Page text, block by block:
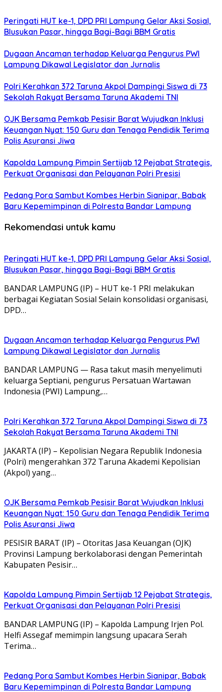
Peringati HUT ke-1, DPD PRI Lampung Gelar Aksi Sosial,
Blusukan Pasar, hingga Bagi-Bagi BBM Gratis
Dugaan Ancaman terhadap Keluarga Pengurus PWI
Lampung Dikawal Legislator dan Jurnalis
Polri Kerahkan 372 Taruna Akpol Dampingi Siswa di 73
Sekolah Rakyat Bersama Taruna Akademi TNI
OJK Bersama Pemkab Pesisir Barat Wujudkan Inklusi
Keuangan Nyat: 150 Guru dan Tenaga Pendidik Terima
Polis Asuransi Jiwa
Kapolda Lampung Pimpin Sertijab 12 Pejabat Strategis,
Perkuat Organisasi dan Pelayanan Polri Presisi
Pedang Pora Sambut Kombes Herbin Sianipar, Babak
Baru Kepemimpinan di Polresta Bandar Lampung
Rekomendasi untuk kamu
Peringati HUT ke-1, DPD PRI Lampung Gelar Aksi Sosial,
Blusukan Pasar, hingga Bagi-Bagi BBM Gratis
BANDAR LAMPUNG (IP) – HUT ke-1 PRI melakukan
berbagai Kegiatan Sosial Selain konsolidasi organisasi,
DPD…
Dugaan Ancaman terhadap Keluarga Pengurus PWI
Lampung Dikawal Legislator dan Jurnalis
BANDAR LAMPUNG — Rasa takut masih menyelimuti
keluarga Septiani, pengurus Persatuan Wartawan
Indonesia (PWI) Lampung,…
Polri Kerahkan 372 Taruna Akpol Dampingi Siswa di 73
Sekolah Rakyat Bersama Taruna Akademi TNI
JAKARTA (IP) – Kepolisian Negara Republik Indonesia
(Polri) mengerahkan 372 Taruna Akademi Kepolisian
(Akpol) yang…
OJK Bersama Pemkab Pesisir Barat Wujudkan Inklusi
Keuangan Nyat: 150 Guru dan Tenaga Pendidik Terima
Polis Asuransi Jiwa
PESISIR BARAT (IP) – Otoritas Jasa Keuangan (OJK)
Provinsi Lampung berkolaborasi dengan Pemerintah
Kabupaten Pesisir…
Kapolda Lampung Pimpin Sertijab 12 Pejabat Strategis,
Perkuat Organisasi dan Pelayanan Polri Presisi
BANDAR LAMPUNG (IP) – Kapolda Lampung Irjen Pol.
Helfi Assegaf memimpin langsung upacara Serah
Terima…
Pedang Pora Sambut Kombes Herbin Sianipar, Babak
Baru Kepemimpinan di Polresta Bandar Lampung